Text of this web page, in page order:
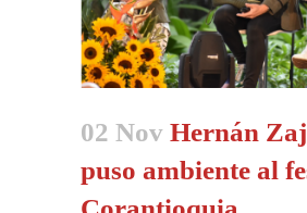
02 Nov Hernán
puso ambiente al